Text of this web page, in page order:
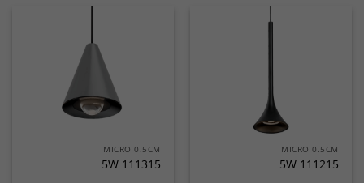
MICRO 0.5CM
5W 111215
MICRO 0.5CM
5W 111315